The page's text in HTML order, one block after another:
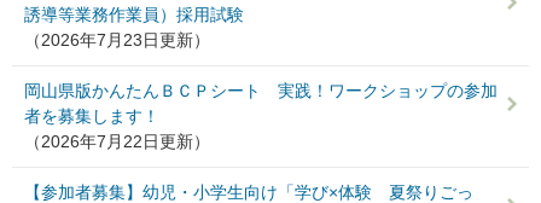
誘導等業務作業員）採用試験
（2026年7月23日更新）
岡山県版かんたんＢＣＰシート 実践！ワークショップの参加
者を募集します！
（2026年7月22日更新）
【参加者募集】幼児・小学生向け「学び×体験 夏祭りごっ